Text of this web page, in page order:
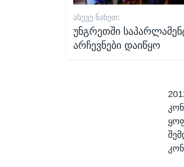
ᲐᲡᲔᲕᲔ ᲜᲐᲮᲔᲗ:
უნგრეთში
არჩევნები დაიწყო